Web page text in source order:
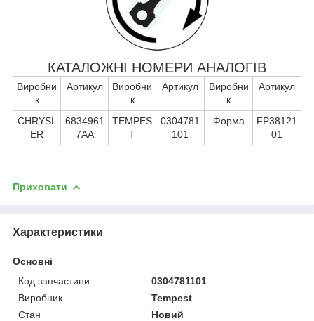
КАТАЛОЖНІ НОМЕРИ АНАЛОГІВ
Виробни
к
Артикул
Виробни
к
Артикул
Виробни
к
Артикул
CHRYSL
ER
6834961
7AA
TEMPES
T
0304781
101
Форма
FP38121
01
Приховати
Характеристики
Основні
Код запчастини
0304781101
Виробник
Tempest
Стан
Новий